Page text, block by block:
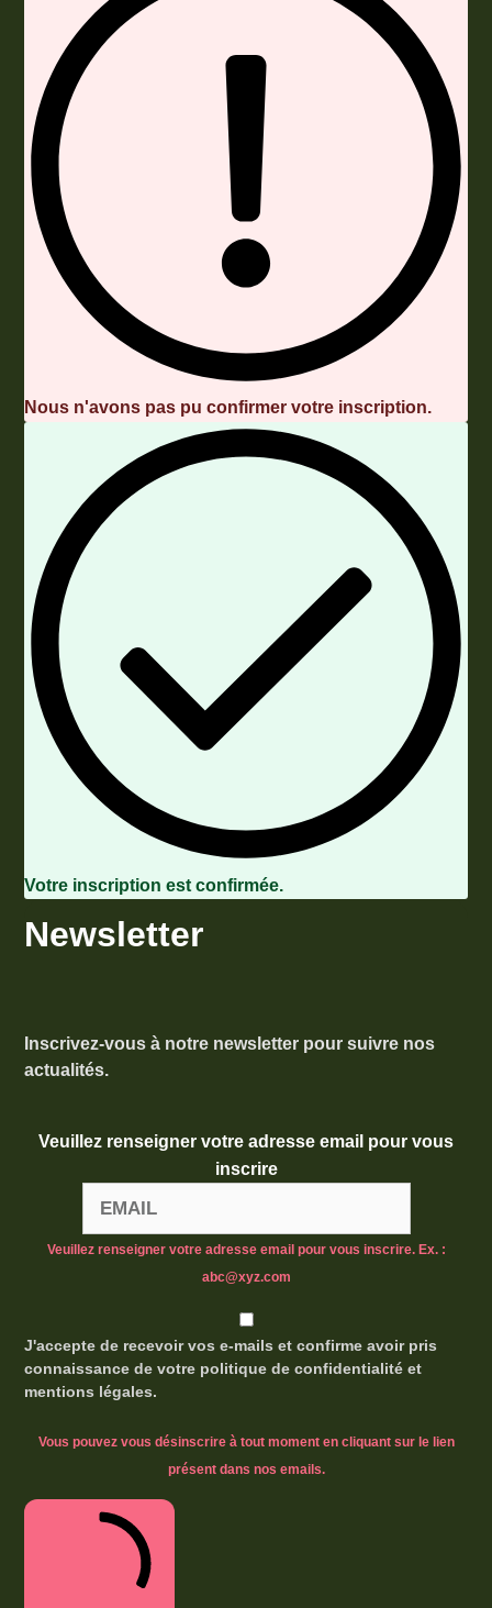
Nous n'avons pas pu confirmer votre inscription.
Votre inscription est confirmée.
Newsletter
Inscrivez-vous à notre newsletter pour suivre nos
actualités.
Veuillez renseigner votre adresse email pour vous
inscrire
Veuillez renseigner votre adresse email pour vous inscrire. Ex. :
abc@xyz.com
J'accepte de recevoir vos e-mails et confirme avoir pris
connaissance de votre politique de confidentialité et
mentions légales.
Vous pouvez vous désinscrire à tout moment en cliquant sur le lien
présent dans nos emails.